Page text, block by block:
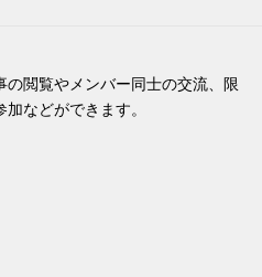
の閲覧やメンバー同士の交流、限
などができます。